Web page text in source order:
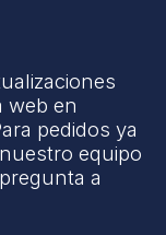
web en
pedidos ya
equipo
a